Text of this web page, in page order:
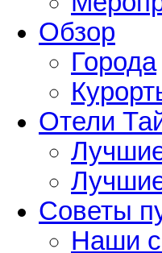
Обзор
Города
Отели
Советы
Наши